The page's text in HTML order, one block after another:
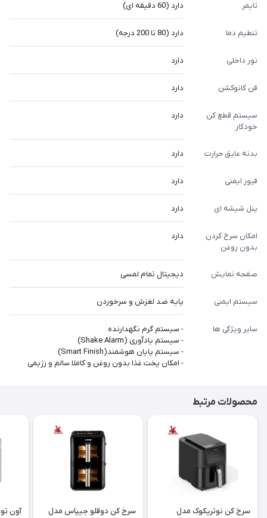
تایمر دارد (60 دقیقه ای)
تنطیم دما دارد (80 تا 200 درجه)
نور داخلی دارد
فن کانوکشن دارد
سیستم قطع کن
خودکار
دارد
بدنه عایق حرارت دارد
فیوز ایمنی دارد
پنل شیشه ای دارد
امکان سرخ‌ کردن
بدون روغن
دارد
صفحه نمایش دیجیتال تمام لمسی
سیستم ایمنی پایه ضد لغزش و سرخوردن
سایر ویژگی ها
- سیستم گرم نگهدارنده
- سیستم یادآوری (Shake Alarm)
- سیستم پایان هوشمند(Smart Finish)
- امکان پخت غذا بدون روغن و کاملا سالم و رژیمی
محصولات مرتبط
سرخ کن نوتریکوک مدل
سرخ کن دوقلو جیپاس مدل
آون